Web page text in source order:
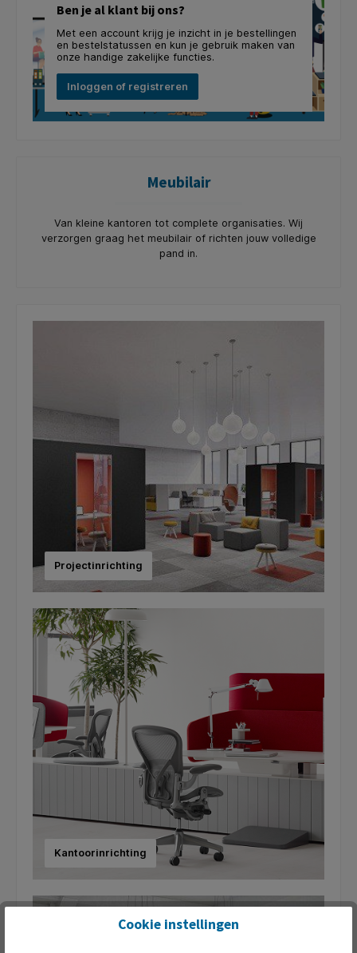
Ben je al klant bij ons?
Met een account krijg je inzicht in je bestellingen
en bestelstatussen en kun je gebruik maken van
onze handige zakelijke functies.
Inloggen of registreren
Meubilair
Van kleine kantoren tot complete organisaties. Wij
verzorgen graag het meubilair of richten jouw volledige
pand in.
Projectinrichting
Kantoorinrichting
Cookie instellingen